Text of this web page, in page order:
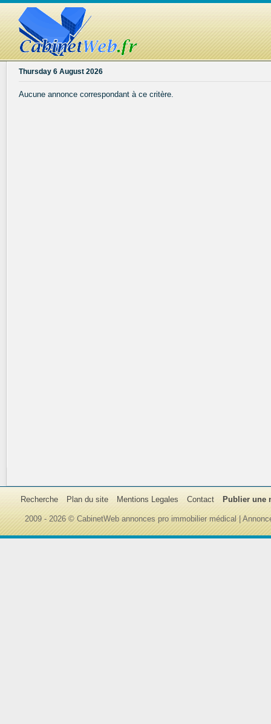
Thursday 6 August 2026
Aucune annonce correspondant à ce critère.
Recherche Plan du site Mentions Legales Contact Publier une
2009 - 2026 © CabinetWeb annonces pro immobilier médical |